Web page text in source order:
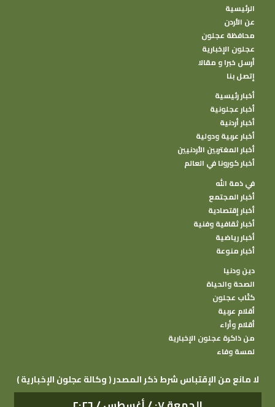
الرئيسية
عن الأردن
محافظة عجلون
عجلون الإخبارية
أرسل خبرا و مقالا
إتصل بنا
أخبار رئيسية
أخبار عجلونية
أخبار أردنية
أخبار عربية ودولية
أخبار المغتربين الأردنيين
أخبار كورونا في العالم
في ذمة الله
أخبار المجتمع
أخبار إقتصادية
أخبار ثقافية وفنية
أخبار رياضية
أخبار منوعة
دين ودنيا
الصحة والحياة
كتًاب عجلون
أقلام عربية
أقلام وأراء
من ذاكرة عجلون الإخبارية
لمسة وفاء
( وكالة عجلون الإخبارية ) لا مانع من الإقتباس شرط ذكر المصدر